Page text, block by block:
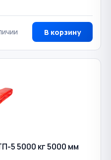
В корзину
5 5000 кг 5000 мм